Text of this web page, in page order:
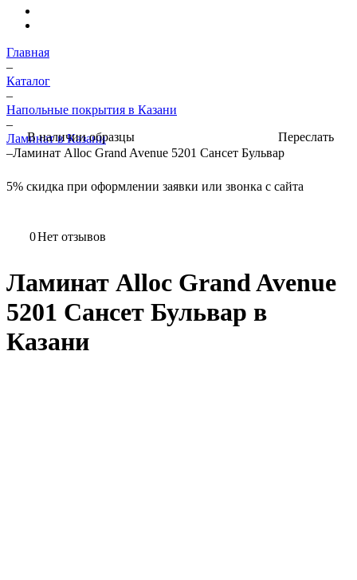
Главная
–
Каталог
–
Напольные покрытия в Казани
–
Ламинат в Казани
–Ламинат Alloc Grand Avenue 5201 Сансет Бульвар
5% скидка при оформлении заявки или звонка с сайта
0Нет отзывов
Ламинат Alloc Grand Avenue
5201 Сансет Бульвар в
Казани
В наличии образцы Переслать